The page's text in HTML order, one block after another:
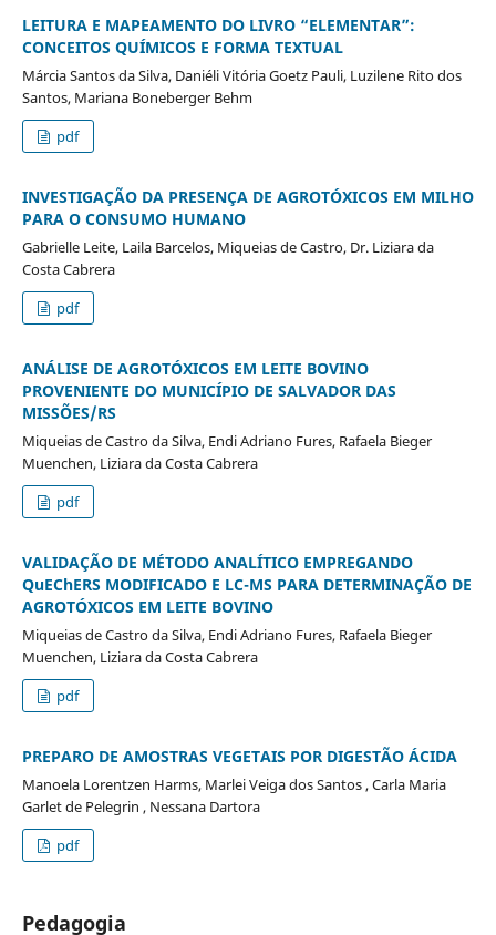
LEITURA E MAPEAMENTO DO LIVRO “ELEMENTAR”:
CONCEITOS QUÍMICOS E FORMA TEXTUAL
Márcia Santos da Silva, Daniéli Vitória Goetz Pauli, Luzilene Rito dos
Santos, Mariana Boneberger Behm
pdf
INVESTIGAÇÃO DA PRESENÇA DE AGROTÓXICOS EM MILHO
PARA O CONSUMO HUMANO
Gabrielle Leite, Laila Barcelos, Miqueias de Castro, Dr. Liziara da
Costa Cabrera
pdf
ANÁLISE DE AGROTÓXICOS EM LEITE BOVINO
PROVENIENTE DO MUNICÍPIO DE SALVADOR DAS
MISSÕES/RS
Miqueias de Castro da Silva, Endi Adriano Fures, Rafaela Bieger
Muenchen, Liziara da Costa Cabrera
pdf
VALIDAÇÃO DE MÉTODO ANALÍTICO EMPREGANDO
QuEChERS MODIFICADO E LC-MS PARA DETERMINAÇÃO DE
AGROTÓXICOS EM LEITE BOVINO
Miqueias de Castro da Silva, Endi Adriano Fures, Rafaela Bieger
Muenchen, Liziara da Costa Cabrera
pdf
PREPARO DE AMOSTRAS VEGETAIS POR DIGESTÃO ÁCIDA
Manoela Lorentzen Harms, Marlei Veiga dos Santos , Carla Maria
Garlet de Pelegrin , Nessana Dartora
pdf
Pedagogia